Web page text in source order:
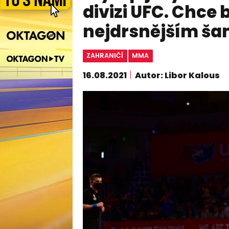
divizi UFC.
nejdrsnějším
ZAHRANIČÍ MMA
16.08.2021 Autor: Libor Kalous